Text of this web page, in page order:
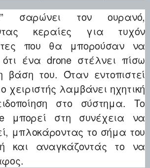
σαρώνει τον ουρανό,
κεραίες για τυχόν
που θα μπορούσαν να
ένα drone στέλνει πίσω
βάση του. Όταν εντοπιστεί
χειριστής λαμβάνει ηχητική
στο σύστημα. Το
μπορεί στη συνέχεια να
μπλοκάροντας το σήμα του
και αναγκάζοντάς το να